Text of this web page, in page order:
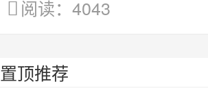
阅读：4043
置顶推荐